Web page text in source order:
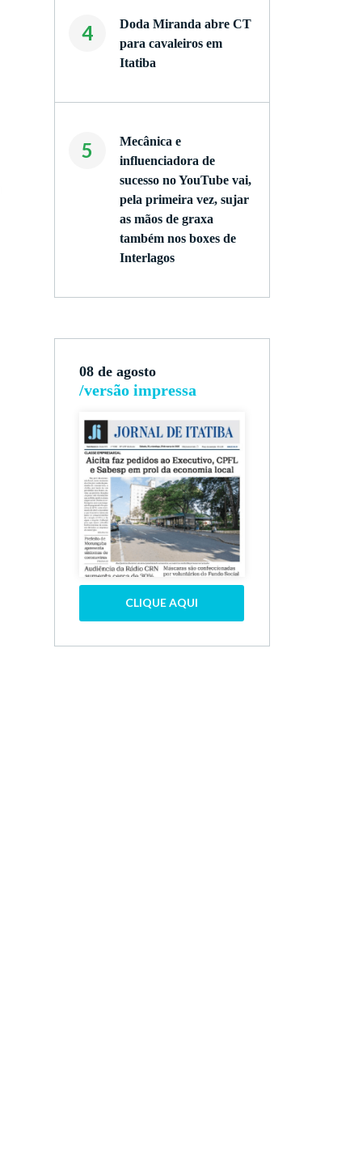
4
Doda Miranda abre CT
para cavaleiros em
Itatiba
5
Mecânica e
influenciadora de
sucesso no YouTube vai,
pela primeira vez, sujar
as mãos de graxa
também nos boxes de
Interlagos
08 de agosto
/versão impressa
CLIQUE AQUI